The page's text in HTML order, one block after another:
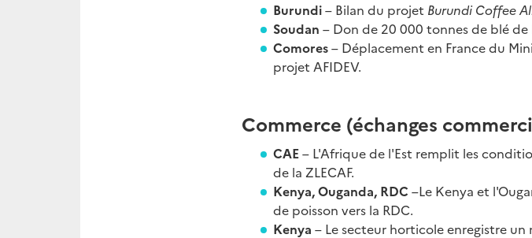
Burundi– Bilan du projet Burundi Coffee
Soudan – Don de 20 000 tonnes de blé de
Comores– Déplacement en France du
projet AFIDEV.
Commerce (échanges
CAE– L'Afrique de l'Est remplit les
de la ZLECAF.
Kenya, Ouganda, RDC –Le Kenya et
de poisson vers la RDC.
Kenya – Le secteur horticole enregistre un